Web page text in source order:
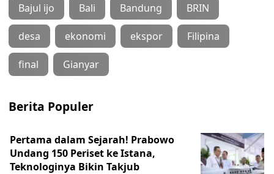
Bajul ijo Bali Bandung BRIN
desa ekonomi ekspor Filipina
final Gianyar
Berita Populer
Pertama dalam Sejarah! Prabowo
Undang 150 Periset ke Istana,
Teknologinya Bikin Takjub